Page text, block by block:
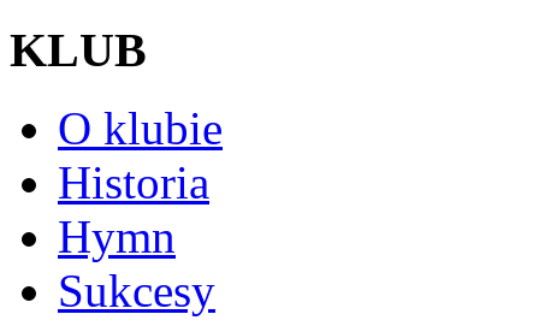
KLUB
O klubie
Historia
Hymn
Sukcesy